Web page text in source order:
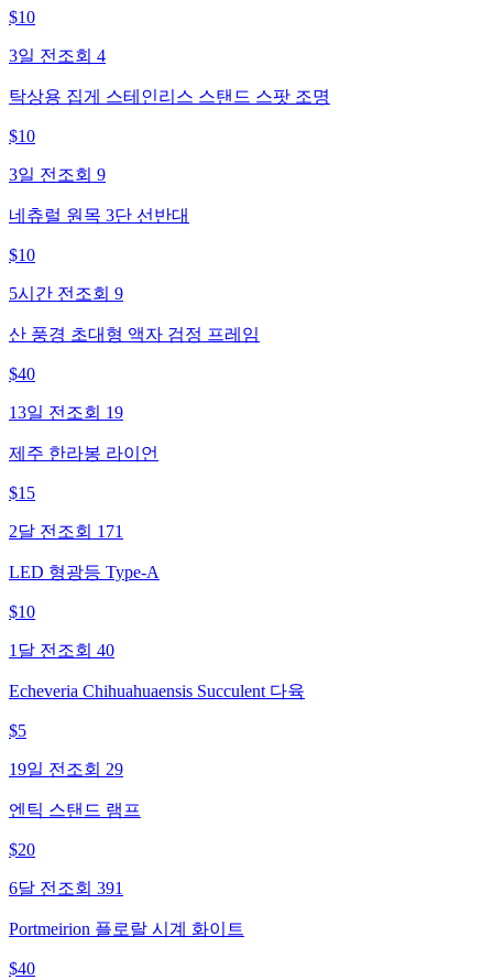
$10
3일 전 조회 4
탁상용 집게 스테인리스 스탠드 스팟 조명
$10
3일 전 조회 9
네츄럴 원목 3단 선반대
$10
5시간 전 조회 9
산 풍경 초대형 액자 검정 프레임
$40
13일 전 조회 19
제주 한라봉 라이언
$15
2달 전 조회 171
LED 형광등 Type-A
$10
1달 전 조회 40
Echeveria Chihuahuaensis Succulent 다육
$5
19일 전 조회 29
엔틱 스탠드 램프
$20
6달 전 조회 391
Portmeirion 플로랄 시계 화이트
$40